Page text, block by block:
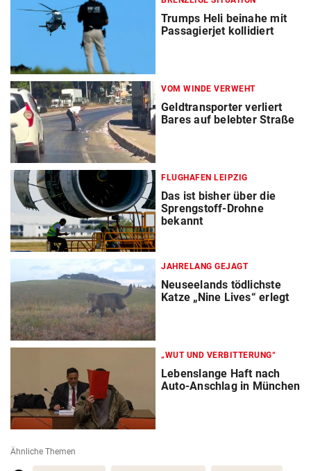
Trumps Heli beinahe mit
Passagierjet kollidiert
VOM WINDE VERWEHT
Geldtransporter verliert
Bares auf belebter Straße
FLUGHAFEN LEIPZIG
Das ist bisher über die
Sprengstoff-Drohne
bekannt
JAHRELANG GEJAGT
Neuseelands tödlichste
Katze „Nine Lives“ erlegt
„WUT UND VERBITTERUNG“
Lebenslange Haft nach
Auto-Anschlag in München
Ähnliche Themen